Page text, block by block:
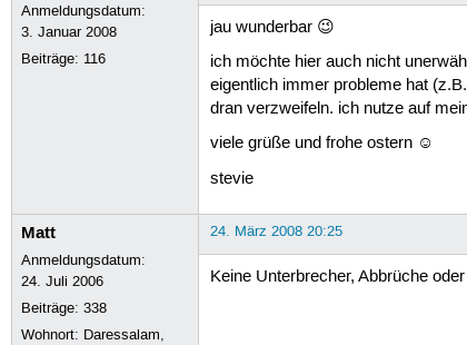
Anmeldungsdatum:
3. Januar 2008
Beiträge: 116
jau wunderbar 😉
ich möchte hier auch nicht
eigentlich immer probleme hat
dran verzweifeln. ich nutze auf
viele grüße und frohe ostern ☺
stevie
Matt
Anmeldungsdatum:
24. Juli 2006
Beiträge:338
Wohnort: Daressalam,
24. März 2008 20:25
Keine Unterbrecher, Abbrüche